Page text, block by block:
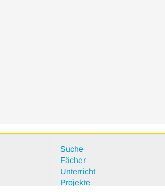
Suche
Fächer
Unterricht
Projekte